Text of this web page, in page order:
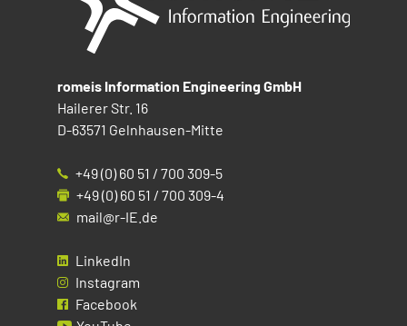
romeis Information Engineering GmbH
Hailerer Str. 16
D-63571 Gelnhausen-Mitte
+49 (0) 60 51 / 700 309-5
+49 (0) 60 51 / 700 309-4
mail@r-IE.de
LinkedIn
Instagram
Facebook